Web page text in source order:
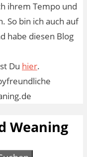
ihrem Tempo und
So bin ich auch auf
habe diesen Blog
Du hier.
Weaning